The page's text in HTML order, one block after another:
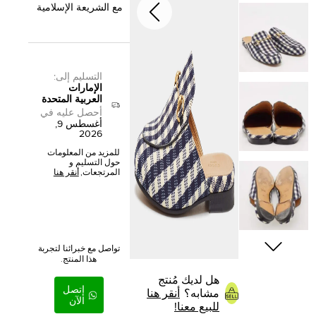
هل لديك مُنتج
مشابه؟
أنقر هنا
للبيع معنا!
مع الشريعة الإسلامية
التسليم إلى:
الإمارات
العربية المتحدة
أحصل عليه في
أغسطس 9,
2026
للمزيد من المعلومات
حول التسليم و
المرتجعات, أنقر هنا
تواصل مع خبرائنا لتجربة
هذا المنتج.
إتصل
الآن